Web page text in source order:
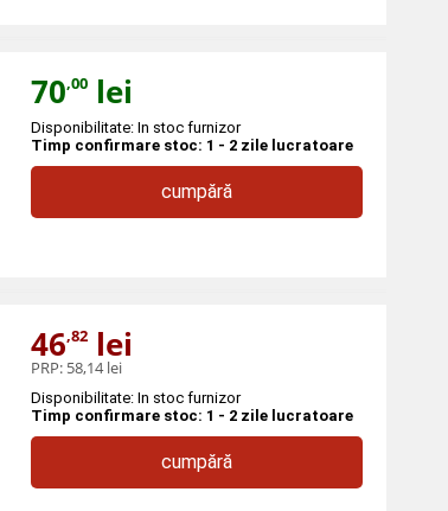
70,00 lei
Disponibilitate: In stoc furnizor
Timp confirmare stoc: 1 - 2 zile lucratoare
cumpără
46,82 lei
PRP: 58,14 lei
Disponibilitate: In stoc furnizor
Timp confirmare stoc: 1 - 2 zile lucratoare
cumpără